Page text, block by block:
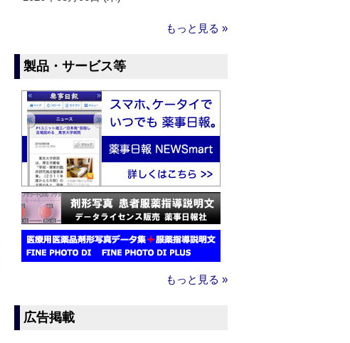
もっと見る »
製品・サービス等
もっと見る »
広告掲載